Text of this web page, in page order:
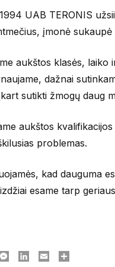
UAB TERONIS
įmonė
aukštos klasės, laiko
dažnai
sutikti žmogų daug
aukštos
problemas.
kad dauguma
esame tarp
MessengerLinkedInEmail